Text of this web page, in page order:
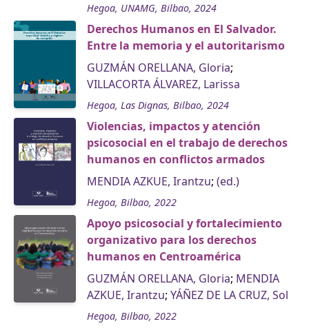
Hegoa, UNAMG, Bilbao, 2024
Derechos Humanos en El Salvador.
Entre la memoria y el autoritarismo
GUZMÁN ORELLANA, Gloria;
VILLACORTA ÁLVAREZ, Larissa
Hegoa, Las Dignas, Bilbao, 2024
Violencias, impactos y atención
psicosocial en el trabajo de derechos
humanos en conflictos armados
MENDIA AZKUE, Irantzu; (ed.)
Hegoa, Bilbao, 2022
Apoyo psicosocial y fortalecimiento
organizativo para los derechos
humanos en Centroamérica
GUZMÁN ORELLANA, Gloria; MENDIA
AZKUE, Irantzu; YÁÑEZ DE LA CRUZ, Sol
Hegoa, Bilbao, 2022